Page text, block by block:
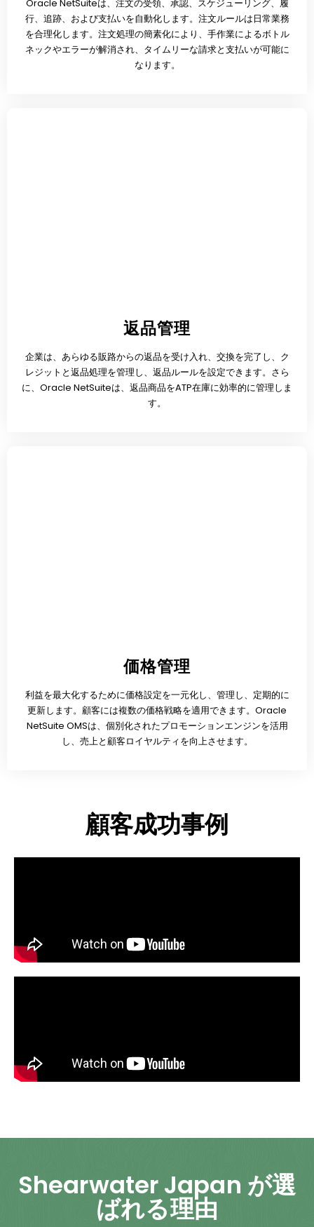
Oracle NetSuiteは、注文の受領、承認、スケジューリング、履
行、追跡、および支払いを自動化します。注文ルールは日常業務
を合理化します。注文処理の簡素化により、手作業によるボトル
ネックやエラーが解消され、タイムリーな請求と支払いが可能に
なります。
返品管理
企業は、あらゆる販路からの返品を受け入れ、交換を完了し、ク
レジットと返品処理を管理し、返品ルールを設定できます。さら
に、Oracle NetSuiteは、返品商品をATP在庫に効率的に管理しま
す。
価格管理
利益を最大化するために価格設定を一元化し、管理し、定期的に
更新します。顧客には複数の価格戦略を適用できます。Oracle
NetSuite OMSは、個別化されたプロモーションエンジンを活用
し、売上と顧客ロイヤルティを向上させます。
顧客成功事例
Shearwater Japan が選
ばれる理由